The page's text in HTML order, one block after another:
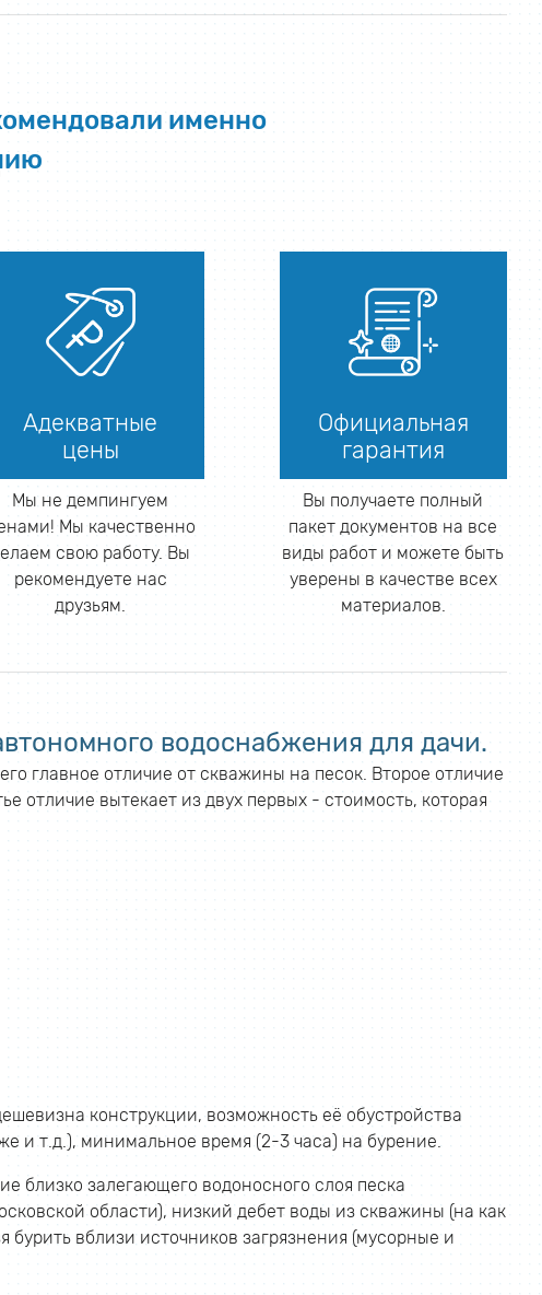
именно
Адекватные
цены
Мы не демпингуем
Мы качественно
свою работу. Вы
рекомендуете нас
друзьям.
Официальная
гарантия
Вы получаете полный
пакет документов на все
виды работ и можете быть
уверены в качестве всех
материалов.
водоснабжения для дачи.
главное отличие от скважины на песок. Второе отличие
вытекает из двух первых - стоимость, которая
конструкции, возможность её обустройства
и т.д.), минимальное время (2-3 часа) на бурение.
близко залегающего водоносного слоя песка
области), низкий дебет воды из скважины (на как
бурить вблизи источников загрязнения (мусорные и